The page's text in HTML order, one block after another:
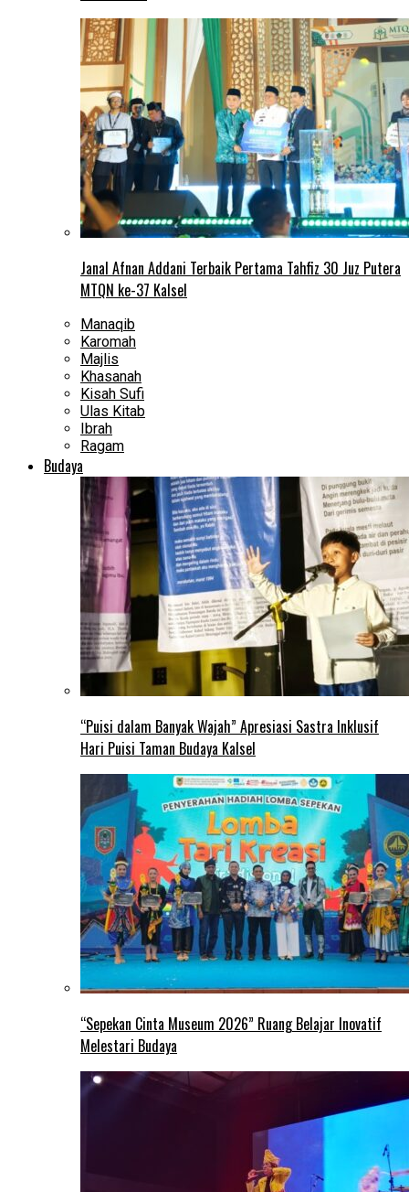
Janal Afnan Addani Terbaik Pertama Tahfiz 30 Juz Putera
MTQN ke-37 Kalsel
Manaqib
Karomah
Majlis
Khasanah
Kisah Sufi
Ulas Kitab
Ibrah
Ragam
Budaya
“Puisi dalam Banyak Wajah” Apresiasi Sastra Inklusif
Hari Puisi Taman Budaya Kalsel
“Sepekan Cinta Museum 2026” Ruang Belajar Inovatif
Melestari Budaya